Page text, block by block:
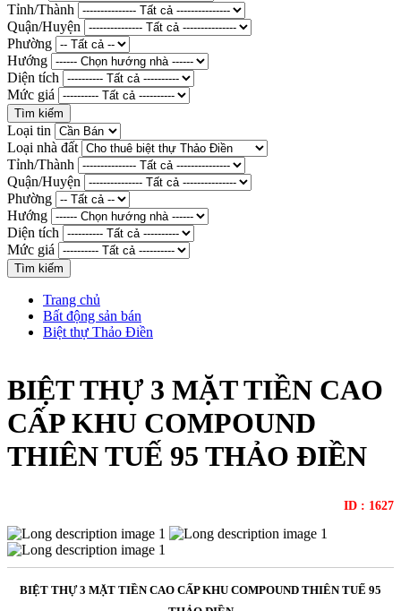
Tỉnh/Thành
Quận/Huyện
Phường
Hướng
Diện tích
Mức giá
Loại tin
Loại nhà đất
Tỉnh/Thành
Quận/Huyện
Phường
Hướng
Diện tích
Mức giá
Trang chủ
Bất động sản bán
Biệt thự Thảo Điền
BIỆT THỰ 3 MẶT TIỀN CAO
CẤP KHU COMPOUND
THIÊN TUẾ 95 THẢO ĐIỀN
ID : 1627
BIỆT THỰ 3 MẶT TIỀN CAO CẤP KHU COMPOUND THIÊN TUẾ 95